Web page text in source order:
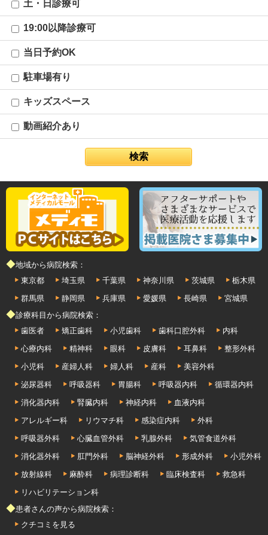
土・日診療可
19:00以降診療可
当日予約OK
駐車場有り
キッズスペース
動画紹介あり
◆地域から病院検索：
東京都
埼玉県 千葉県 神奈川県 茨城県
栃木県
群馬県
静岡県 兵庫県 愛媛県 長崎県
宮城県
◆診療科目から病院検索：
歯医者
矯正歯科 小児歯科 歯科口腔外科
内科
心療内科
精神科 眼科 皮膚科 耳鼻科
整形外科
小児科
産婦人科 婦人科 産科
美容外科
泌尿器科
呼吸器科 胃腸科 呼吸器内科
循環器内科
消化器内科
腎臓内科 神経内科
血液内科
アレルギー科
リウマチ科 感染症内科
外科
呼吸器外科
心臓血管外科 乳腺外科
気管食道外科
消化器外科
肛門外科 脳神経外科 形成外科
小児外科
放射線科
麻酔科 病理診断科 臨床検査科
救急科
リハビリテーション科
◆患者さんの声から病院検索：
クチコミを見る